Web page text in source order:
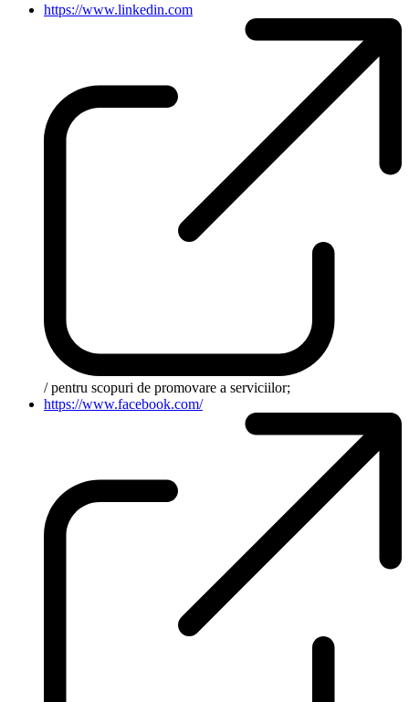
https://www.linkedin.com
/ pentru scopuri de promovare a serviciilor;
https://www.facebook.com/